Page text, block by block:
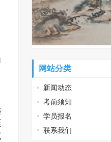
网站分类
新闻动态
考前须知
学员报名
联系我们